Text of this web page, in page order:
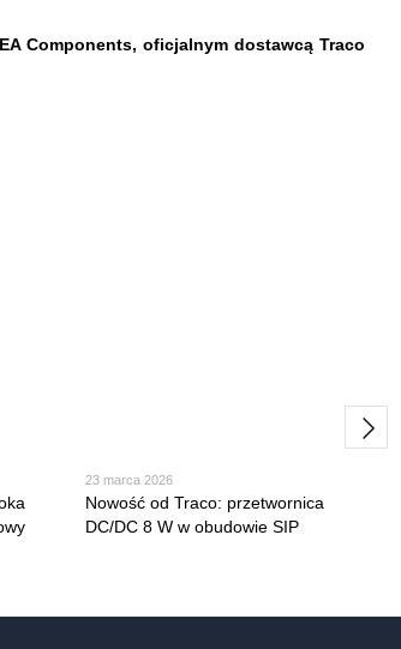
Components, oficjalnym dostawcą Traco
23 marca 2026
Nowość od Traco: przetwornica
DC/DC 8 W w obudowie SIP